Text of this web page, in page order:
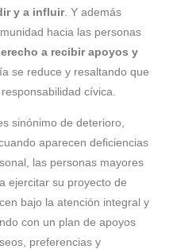
y a influir. Y además
hacia las personas
a recibir apoyos y
se reduce y resaltando que
cívica.
sinónimo de deterioro,
aparecen deficiencias
las personas mayores
ejercitar su proyecto de
bajo la atención integral y
con un plan de apoyos
preferencias y